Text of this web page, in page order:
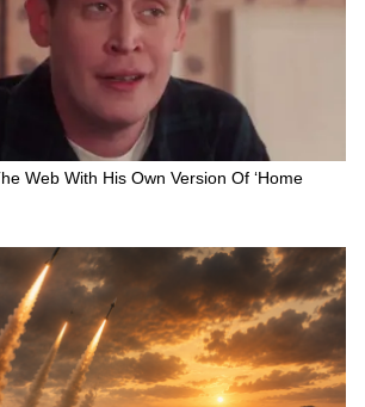
Web With His Own Version Of ‘Home